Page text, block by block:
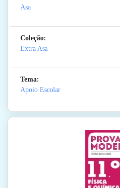
Asa
Coleção:
Extra Asa
Tema:
Apoio Escolar